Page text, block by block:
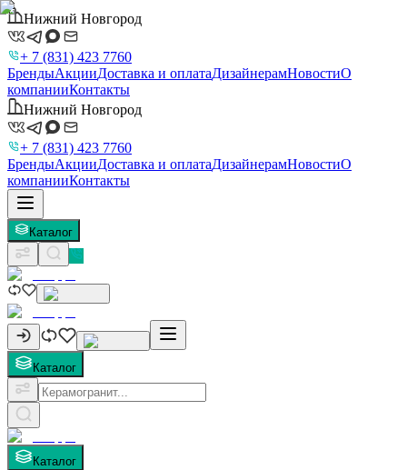
Нижний Новгород
+ 7 (831) 423 7760
БрендыАкцииДоставка и оплатаДизайнерамНовостиО
компанииКонтакты
Нижний Новгород
+ 7 (831) 423 7760
БрендыАкцииДоставка и оплатаДизайнерамНовостиО
компанииКонтакты
Каталог
Каталог
Каталог